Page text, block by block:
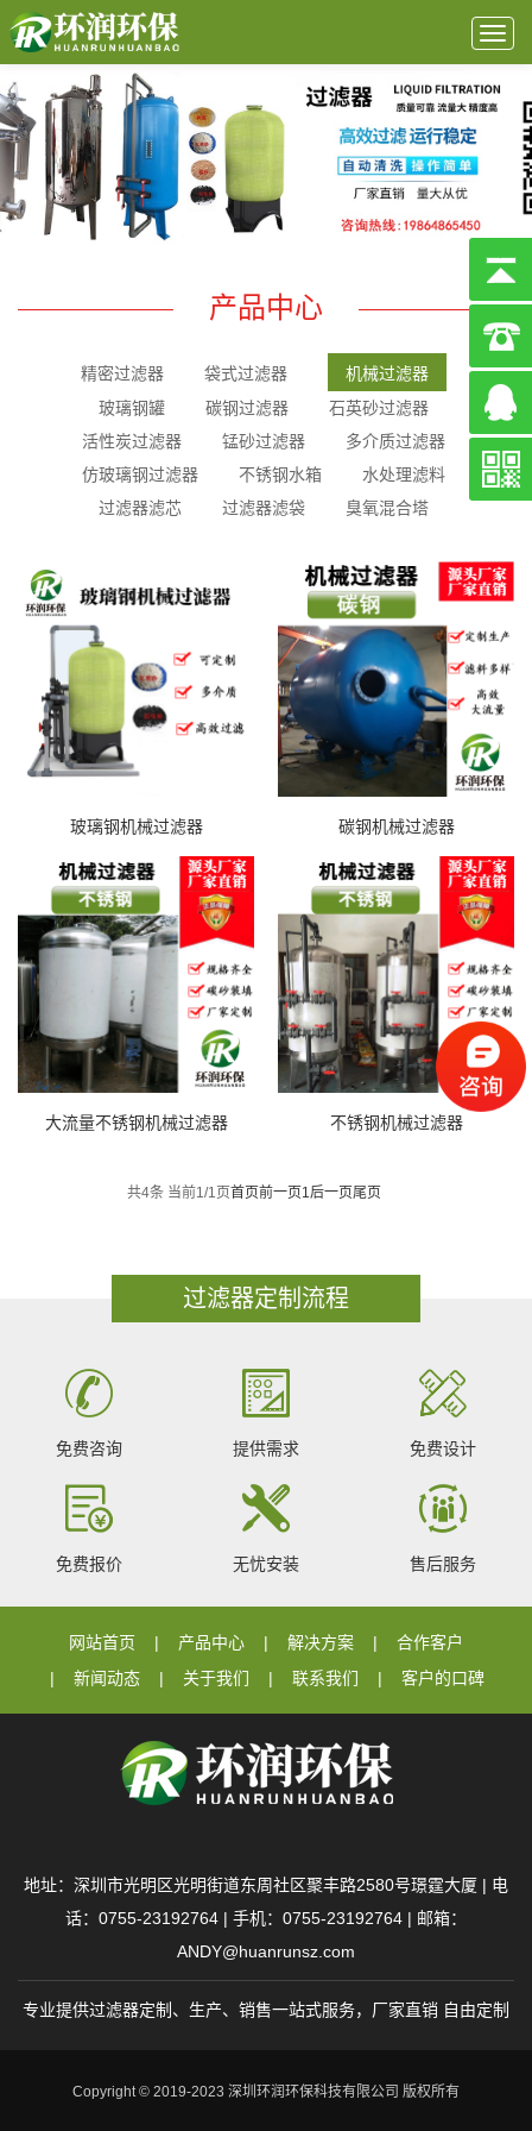
产品中心
精密过滤器 袋式过滤器
机械过滤器
玻璃钢罐
碳钢过滤器
石英砂过滤器
活性炭过滤器
锰砂过滤器
多介质过滤器
仿玻璃钢过滤器
不锈钢水箱
水处理滤料
过滤器滤芯
过滤器滤袋 臭氧混合塔
玻璃钢机械过滤器 碳钢机械过滤器
大流量不锈钢机械过滤器 不锈钢机械过滤器
共4条 当前1/1页首页前一页1后一页尾页
过滤器定制流程
免费咨询 提供需求 免费设计
免费报价 无忧安装 售后服务
网站首页 产品中心 解决方案
合作客户
新闻动态
关于我们 联系我们 客户的口碑
地址：深圳市光明区光明街道东周社区聚丰路2580号璟霆大厦 | 电
话：0755-23192764 | 手机：0755-23192764 | 邮箱：
ANDY@huanrunsz.com
专业提供过滤器定制、生产、销售一站式服务，厂家直销 自由定制
Copyright © 2019-2023 深圳环润环保科技有限公司 版权所有